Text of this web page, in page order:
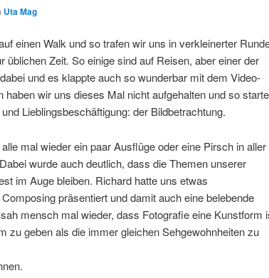
Uta Mag
einen Walk und so trafen wir uns in verkleinerter
üblichen Zeit. So einige sind auf Reisen, aber einer der
und es klappte auch so wunderbar mit dem Video-
haben wir uns dieses Mal nicht aufgehalten und so
Lieblingsbeschäftigung: der Bildbetrachtung.
mal wieder ein paar Ausflüge oder eine Pirsch in aller
wurde auch deutlich, dass die Themen unserer
im Auge bleiben. Richard hatte uns etwas
präsentiert und damit auch eine belebende
mensch mal wieder, dass Fotografie eine Kunstform
zu geben als die immer gleichen Sehgewohnheiten zu